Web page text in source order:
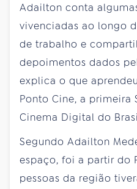
Adailton conta
vivenciadas ao longo
de trabalho e
depoimentos dados
explica o que
Ponto Cine, a primeira
Cinema Digital do
Segundo Adailton
espaço, foi a partir do
pessoas da região